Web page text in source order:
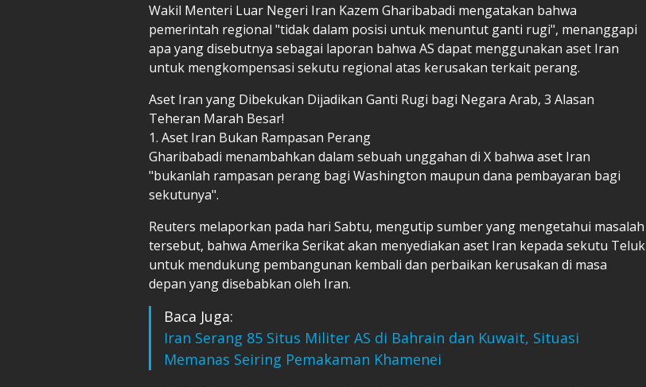
Wakil Menteri Luar Negeri Iran Kazem Gharibabadi mengatakan bahwa
pemerintah regional "tidak dalam posisi untuk menuntut ganti rugi", menanggapi
apa yang disebutnya sebagai laporan bahwa AS dapat menggunakan aset Iran
untuk mengkompensasi sekutu regional atas kerusakan terkait perang.
Aset Iran yang Dibekukan Dijadikan Ganti Rugi bagi Negara Arab, 3 Alasan
Teheran Marah Besar!
1. Aset Iran Bukan Rampasan Perang
Gharibabadi menambahkan dalam sebuah unggahan di X bahwa aset Iran
"bukanlah rampasan perang bagi Washington maupun dana pembayaran bagi
sekutunya".
Reuters melaporkan pada hari Sabtu, mengutip sumber yang mengetahui masalah
tersebut, bahwa Amerika Serikat akan menyediakan aset Iran kepada sekutu Teluk
untuk mendukung pembangunan kembali dan perbaikan kerusakan di masa
depan yang disebabkan oleh Iran.
Baca Juga:
Iran Serang 85 Situs Militer AS di Bahrain dan Kuwait, Situasi
Memanas Seiring Pemakaman Khamenei